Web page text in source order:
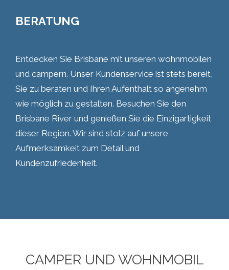
BERATUNG
Entdecken Sie Brisbane mit unseren wohnmobilen
und campern. Unser Kundenservice ist stets bereit,
Sie zu beraten und Ihren Aufenthalt so angenehm
wie möglich zu gestalten. Besuchen Sie den
Brisbane River und genießen Sie die Einzigartigkeit
dieser Region. Wir sind stolz auf unsere
Aufmerksamkeit zum Detail und
Kundenzufriedenheit.
CAMPER UND WOHNMOBIL